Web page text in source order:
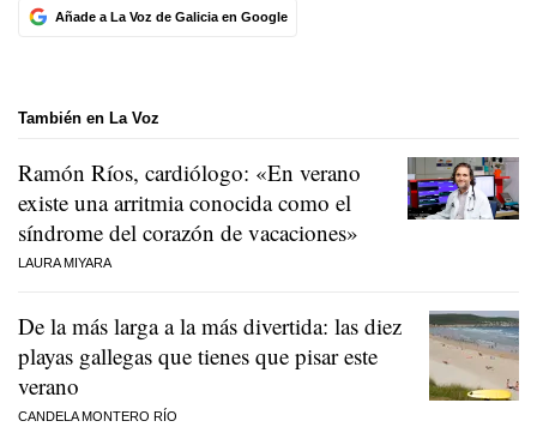
Añade a La Voz de Galicia en Google
También en La Voz
Ramón Ríos, cardiólogo: «En verano
existe una arritmia conocida como el
síndrome del corazón de vacaciones»
LAURA MIYARA
De la más larga a la más divertida: las diez
playas gallegas que tienes que pisar este
verano
CANDELA MONTERO RÍO